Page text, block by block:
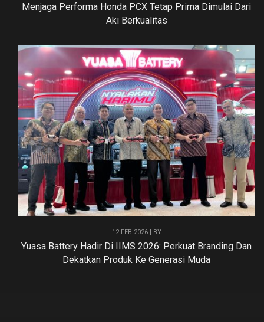
Menjaga Performa Honda PCX Tetap Prima Dimulai Dari
Aki Berkualitas
12 FEB 2026 | BY
Yuasa Battery Hadir Di IIMS 2026: Perkuat Branding Dan
Dekatkan Produk Ke Generasi Muda